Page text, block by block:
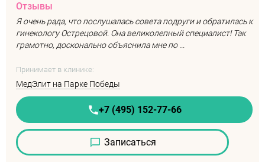
Отзывы
Я очень рада, что послушалась совета подруги и обратилась к
гинекологу Острецовой. Она великолепный специалист! Так
грамотно, досконально объяснила мне по ...
Принимает в клинике:
МедЭлит на Парке Победы
+7 (495) 152-77-66
Записаться